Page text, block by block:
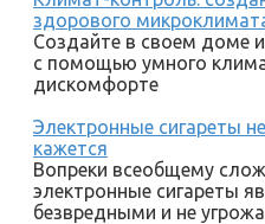
здорового
Создайте в своем доме
с помощью умного
дискомфорте
Электронные сигареты
кажется
Вопреки всеобщему
электронные сигареты
безвредными и не